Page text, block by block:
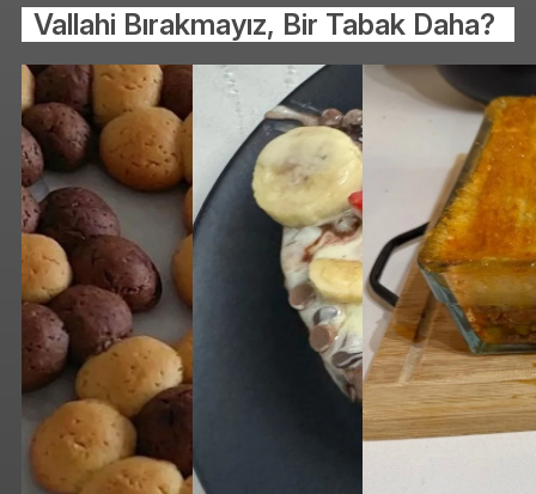
Vallahi Bırakmayız, Bir Tabak Daha?